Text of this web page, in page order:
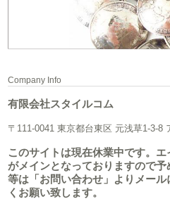
Company Info
有限会社スタイルコム
〒111-0041 東京都台東区 元浅草1-3-8
このサイトは現在休業中です。エ
がメインとなっておりますので
等は「お問い合わせ」よりメー
くお願い致します。